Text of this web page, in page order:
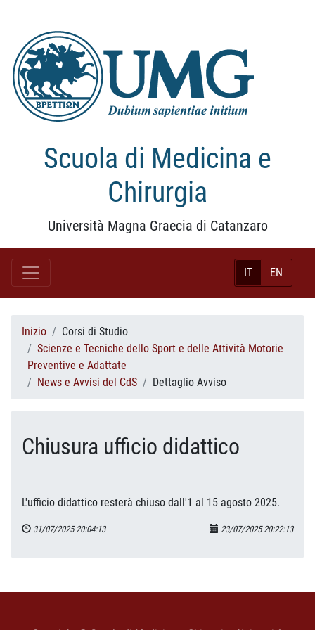
Scuola di Medicina e
Chirurgia
Università Magna Graecia di Catanzaro
IT EN
Inizio
Corsi di Studio
Scienze e Tecniche dello Sport e delle Attività Motorie
Preventive e Adattate
News e Avvisi del CdS
Dettaglio Avviso
Chiusura ufficio didattico
L'ufficio didattico resterà chiuso dall'1 al 15 agosto 2025.
31/07/2025 20:04:13 23/07/2025 20:22:13